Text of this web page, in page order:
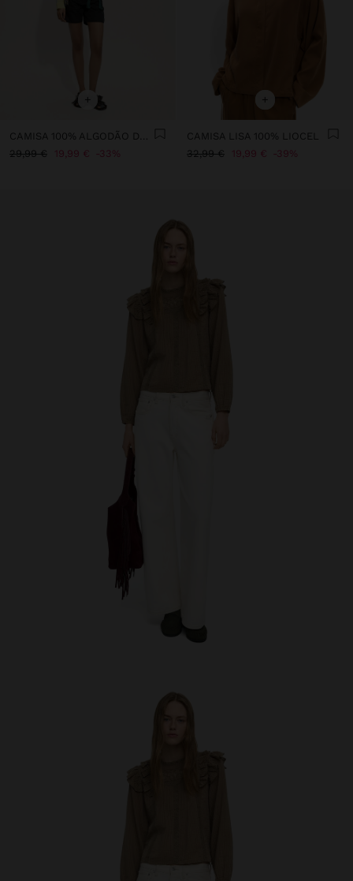
+
CAMISA 100% ALGODÃO DETALHE ÀS RISCAS
29,99 €
19,99 € 33%
+
CAMISA LISA 100% LIOCEL
32,99 €
19,99 € 39%